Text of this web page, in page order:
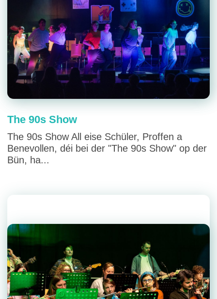
The 90s Show
The 90s Show All eise Schüler, Proffen a
Benevollen, déi bei der "The 90s Show" op der
Bün, ha...